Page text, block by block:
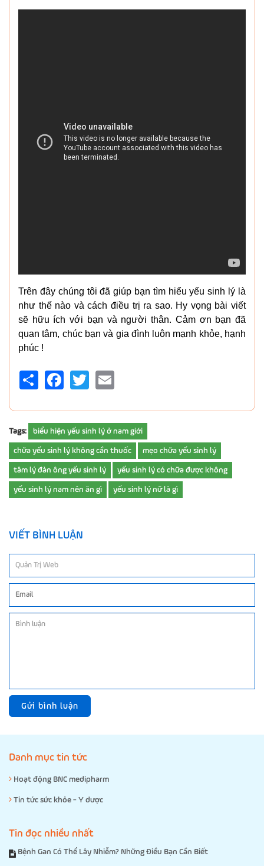
Trên đây chúng tôi đã giúp bạn tìm hiểu yếu sinh lý là
như thế nào và cách điều trị ra sao. Hy vọng bài viết
sẽ hữu ích với bạn và người thân. Cảm ơn bạn đã
quan tâm, chúc bạn và gia đình luôn mạnh khỏe, hạnh
phúc !
Share FacebookTwitter
Tags: biểu hiện yếu sinh lý ở nam giới
chữa yếu sinh lý không cần thuốc mẹo chữa yếu sinh lý
tâm lý đàn ông yếu sinh lý yếu sinh lý có chữa được không
yếu sinh lý nam nên ăn gì yếu sinh lý nữ là gì
VIẾT BÌNH LUẬN
Gửi bình luận
Danh mục tin tức
Hoạt động BNC medipharm
Tin tức sức khỏe - Y dược
Tin đọc nhiều nhất
Bệnh Gan Có Thể Lây Nhiễm? Những Điều Bạn Cần Biết